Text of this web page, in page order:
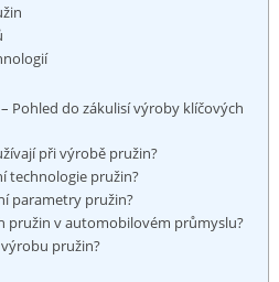
Pohled do zákulisí výroby klíčových
při⁤ výrobě pružin?
technologie pružin?
parametry pružin?
pružin v⁤ automobilovém průmyslu?
pružin?